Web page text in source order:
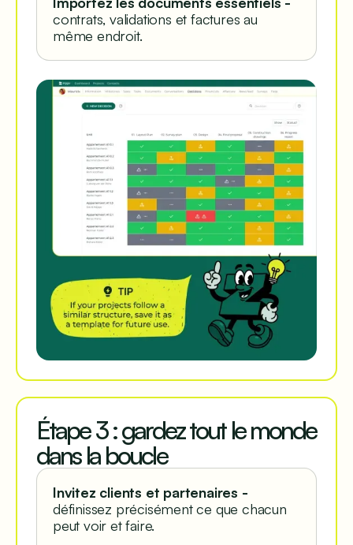
contrats, validations et factures au
même endroit.
Étape 3 : gardez tout le monde
dans la boucle
Invitez clients et partenaires -
définissez précisément ce que chacun
peut voir et faire.